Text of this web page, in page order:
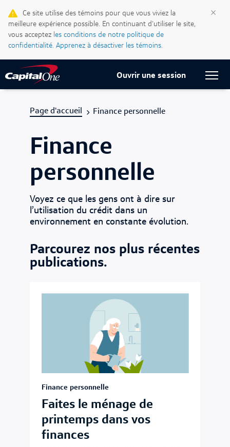
Ce site utilise des témoins pour que vous viviez la
meilleure expérience possible. En continuant d'utiliser le site,
vous acceptez les conditions de notre politique de
confidentialité. Apprenez à désactiver les témoins.
×
Blogue Ma vie, mon crédit
Centre d’assistance
Current Locale:
Français (Canada)
Ouvrir une session
Page d'accueil Finance personnelle
Finance
personnelle
Voyez ce que les gens ont à dire sur
l’utilisation du crédit dans un
environnement en constante évolution.
Parcourez nos plus récentes
publications.
Finance personnelle
Faites le ménage de
printemps dans vos
finances